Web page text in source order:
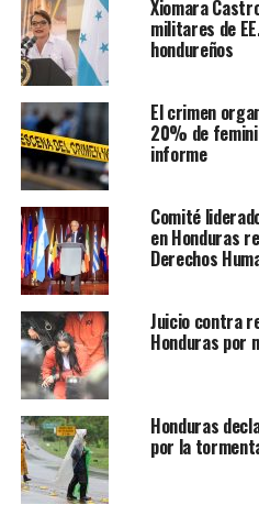
Xiomara
militares de
hondureños
El crimen
20% de
informe
Comité
en Honduras
Derechos
Juicio contra
Honduras por
Honduras
por la